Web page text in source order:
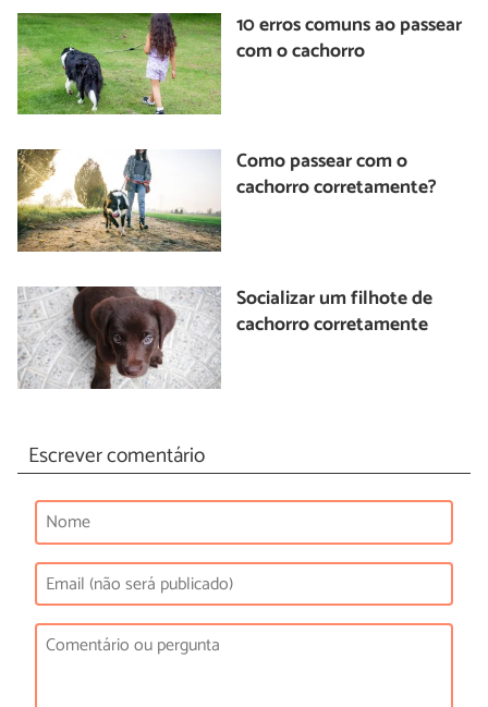
10 erros comuns ao passear
com o cachorro
Como passear com o
cachorro corretamente?
Socializar um filhote de
cachorro corretamente
Escrever comentário